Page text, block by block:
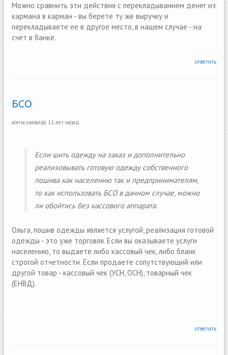
Можно сравнить эти действия с перекладыванием денег из
кармана в карман - вы берете ту же выручку и
перекладываете ее в другое место, в нашем случае - на
счет в банке.
ответить
БСО
alena сказал(а) 11 лет назад
Если шить одежду на заказ и дополнительно
реализовывать готовую одежду собственного
пошива как населению так и предпринимателям,
то как использовать БСО в данном случае, можно
ли обойтись без кассового аппарата.
Ольга, пошив одежды является услугой, реализация готовой
одежды - это уже торговля. Если вы оказываете услуги
населению, то выдаете либо кассовый чек, либо бланк
строгой отчетности. Если продаете сопутствующий или
другой товар - кассовый чек (УСН, ОСН), товарный чек
(ЕНВД).
ответить